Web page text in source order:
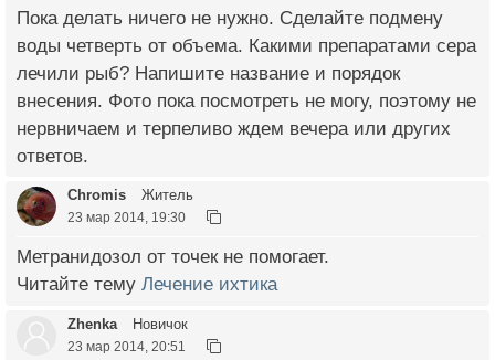
Пока делать ничего не нужно. Сделайте подмену
воды четверть от объема. Какими препаратами сера
лечили рыб? Напишите название и порядок
внесения. Фото пока посмотреть не могу, поэтому не
нервничаем и терпеливо ждем вечера или других
ответов.
Chromis Житель
23 мар 2014, 19:30
Метранидозол от точек не помогает.
Читайте тему Лечение ихтика
Zhenka Новичок
23 мар 2014, 20:51